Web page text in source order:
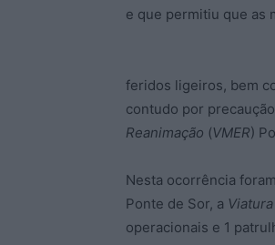
e que permitiu que as
feridos ligeiros, bem
contudo por
Reanimação (VMER)
Nesta ocorrência
Ponte de Sor, a
operacionais e 1